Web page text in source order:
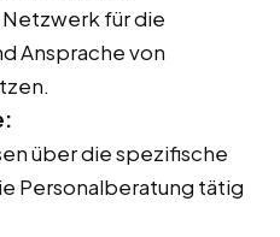
für die
Ansprache von
über die spezifische
Personalberatung tätig